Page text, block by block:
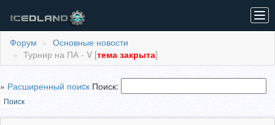
Форум
Основные новости
Турнир на ПА - V [тема закрыта]
» Расширенный поиcк Поиск:
Поиск